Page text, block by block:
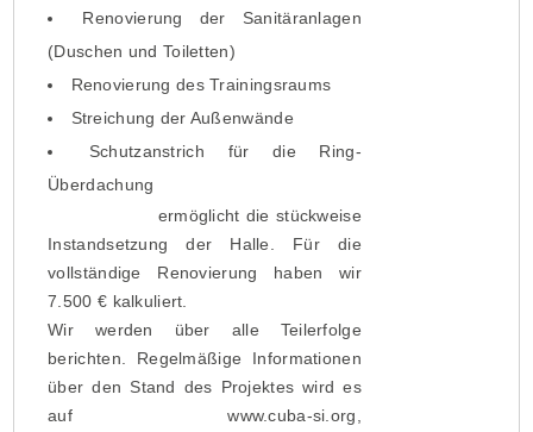
Renovierung der Sanitäranlagen
(Duschen und Toiletten)
Renovierung des Trainingsraums
Streichung der Außenwände
Schutzanstrich für die Ring-
Überdachung
ermöglicht die stückweise
Instandsetzung der Halle. Für die
vollständige Renovierung haben wir
7.500 € kalkuliert.
Wir werden über alle Teilerfolge
berichten. Regelmäßige Informationen
über den Stand des Projektes wird es
auf www.cuba-si.org,